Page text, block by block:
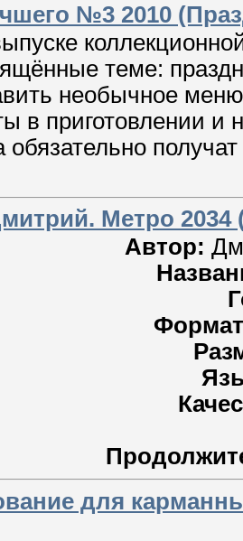
№3 2010
теме:
необычное
в приготовлении и
обязательно
Метро 2034
Автор:
для